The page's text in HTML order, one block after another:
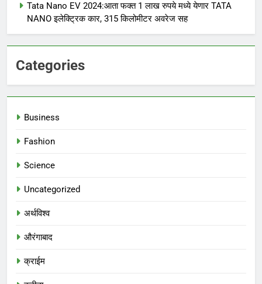
Tata Nano EV 2024:आता फक्त 1 लाख रुपये मध्ये येणार TATA
NANO इलेक्ट्रिक कार, 315 किलोमीटर अवरेज सह
Categories
Business
Fashion
Science
Uncategorized
अर्थविश्व
औरंगाबाद
क्राईम